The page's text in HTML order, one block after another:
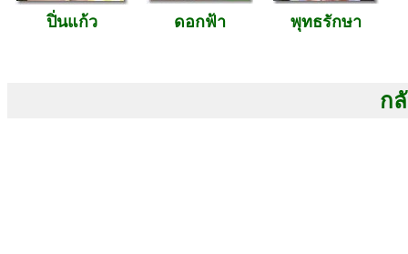
ปิ่นแก้ว ดอกฟ้า พุทธรักษา
ก